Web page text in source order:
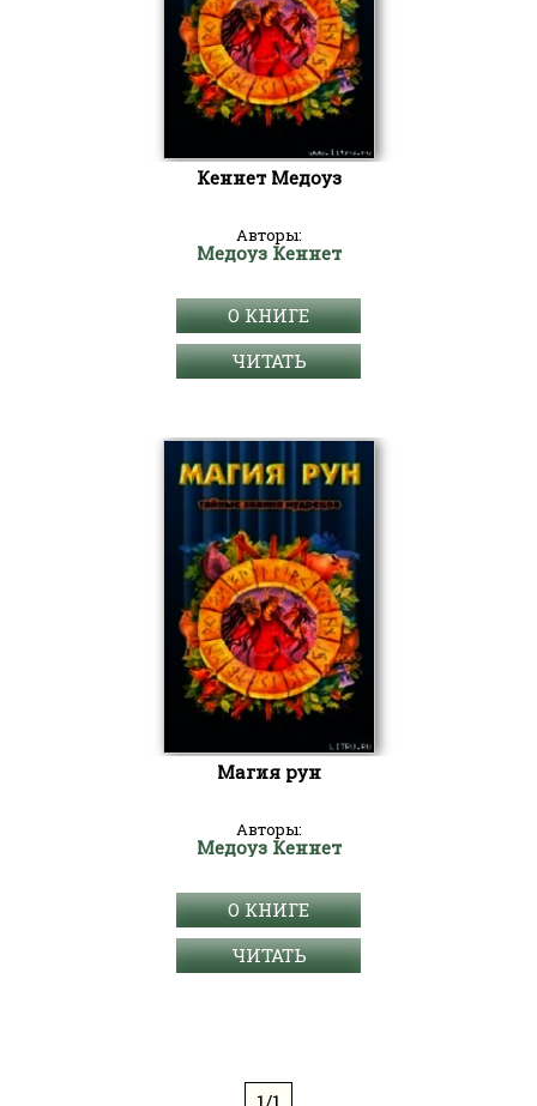
Кеннет Медоуз
Авторы:
Медоуз Кеннет
О КНИГЕ
ЧИТАТЬ
Магия рун
Авторы:
Медоуз Кеннет
О КНИГЕ
ЧИТАТЬ